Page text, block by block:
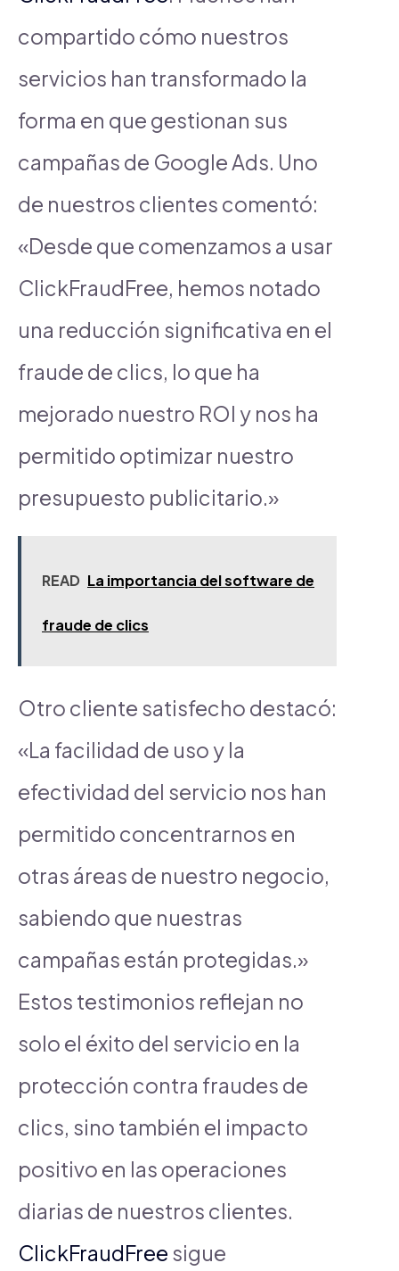
compartido cómo nuestros
servicios han transformado la
forma en que gestionan sus
campañas de Google Ads. Uno
de nuestros clientes comentó:
«Desde que comenzamos a usar
ClickFraudFree, hemos notado
una reducción significativa en el
fraude de clics, lo que ha
mejorado nuestro ROI y nos ha
permitido optimizar nuestro
presupuesto publicitario.»
READ La importancia del software de
fraude de clics
Otro cliente satisfecho destacó:
«La facilidad de uso y la
efectividad del servicio nos han
permitido concentrarnos en
otras áreas de nuestro negocio,
sabiendo que nuestras
campañas están protegidas.»
Estos testimonios reflejan no
solo el éxito del servicio en la
protección contra fraudes de
clics, sino también el impacto
positivo en las operaciones
diarias de nuestros clientes.
ClickFraudFree sigue